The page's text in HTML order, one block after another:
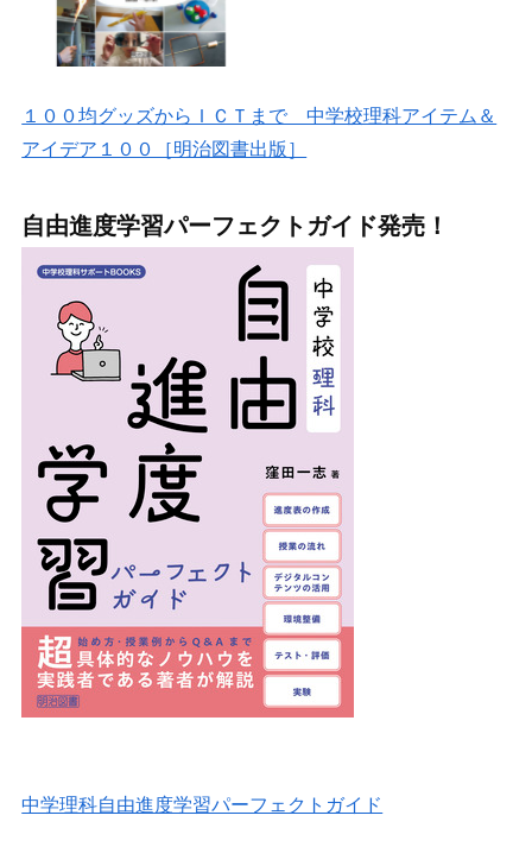
１００均グッズからＩＣＴまで 中学校理科アイテム＆
アイデア１００［明治図書出版］
自由進度学習パーフェクトガイド発売！
中学理科自由進度学習パーフェクトガイド